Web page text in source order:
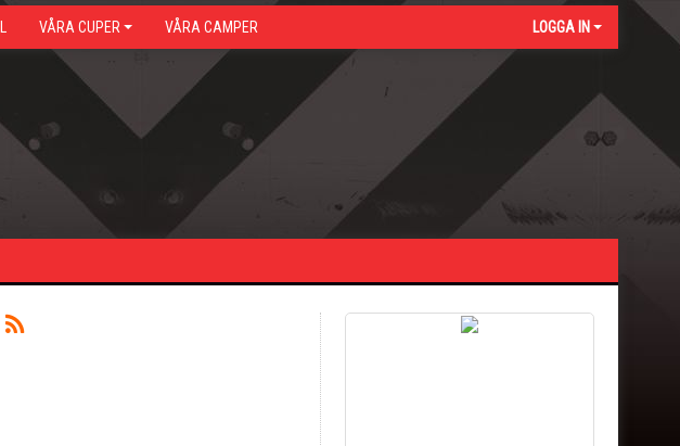
VÅRA CUPER VÅRA CAMPER LOGGA IN